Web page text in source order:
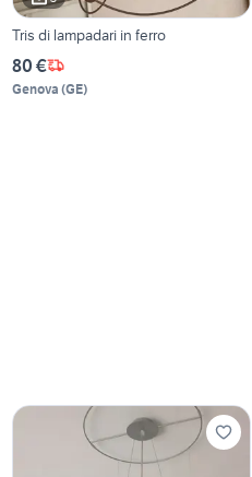
Tris di lampadari in ferro
80 €
Genova (GE)